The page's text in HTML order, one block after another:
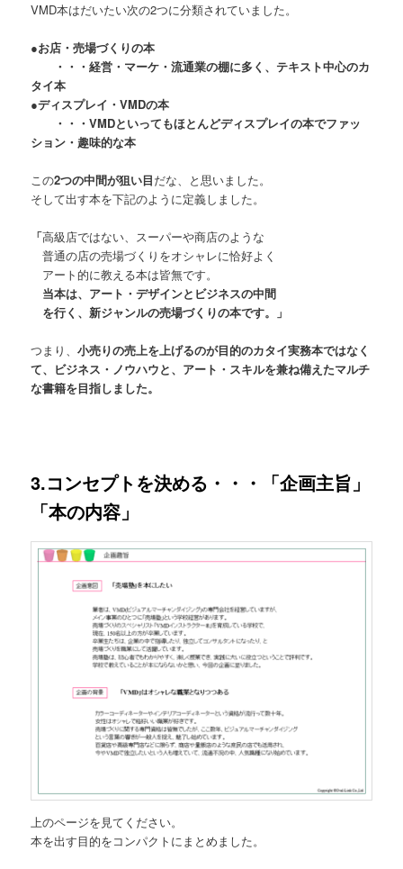
VMD本はだいたい次の2つに分類されていました。
●お店・売場づくりの本
・・・経営・マーケ・流通業の棚に多く、テキスト中心のカ
タイ本
●ディスプレイ・VMDの本
・・・VMDといってもほとんどディスプレイの本でファッ
ション・趣味的な本
この2つの中間が狙い目だな、と思いました。
そして出す本を下記のように定義しました。
「高級店ではない、スーパーや商店のような
普通の店の売場づくりをオシャレに恰好よく
アート的に教える本は皆無です。
当本は、アート・デザインとビジネスの中間
を行く、新ジャンルの売場づくりの本です。」
つまり、小売りの売上を上げるのが目的のカタイ実務本ではなく
て、ビジネス・ノウハウと、アート・スキルを兼ね備えたマルチ
な書籍を目指しました。
3.コンセプトを決める・・・「企画主旨」
「本の内容」
上のページを見てください。
本を出す目的をコンパクトにまとめました。